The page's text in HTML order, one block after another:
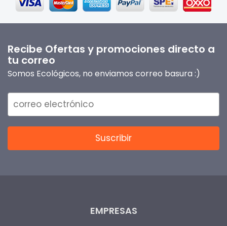
Recibe Ofertas y promociones directo a
tu correo
Somos Ecológicos, no enviamos correo basura :)
EMPRESAS